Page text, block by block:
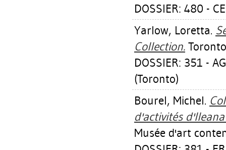
DOSSIER: 480 -
Yarlow, Loretta.
Collection.
DOSSIER: 351 -
(Toronto)
Bourel, Michel.
d'activités
Musée d'art